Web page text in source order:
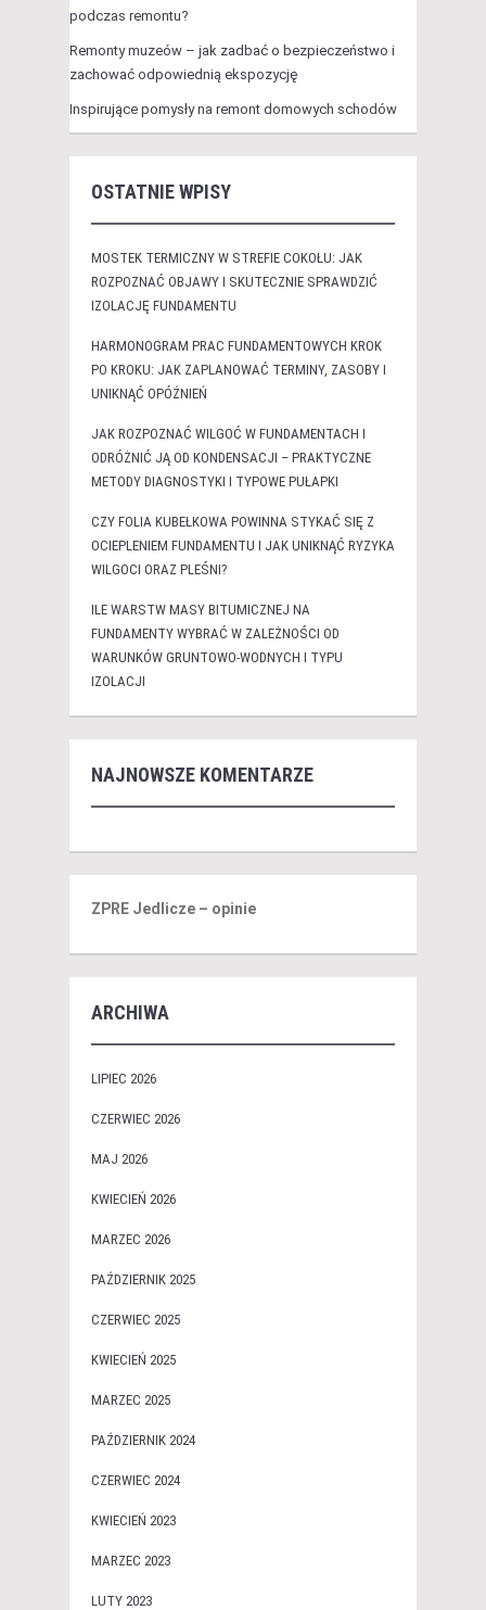
podczas remontu?
Remonty muzeów – jak zadbać o bezpieczeństwo i
zachować odpowiednią ekspozycję
Inspirujące pomysły na remont domowych schodów
OSTATNIE WPISY
MOSTEK TERMICZNY W STREFIE COKOŁU: JAK
ROZPOZNAĆ OBJAWY I SKUTECZNIE SPRAWDZIĆ
IZOLACJĘ FUNDAMENTU
HARMONOGRAM PRAC FUNDAMENTOWYCH KROK
PO KROKU: JAK ZAPLANOWAĆ TERMINY, ZASOBY I
UNIKNĄĆ OPÓŹNIEŃ
JAK ROZPOZNAĆ WILGOĆ W FUNDAMENTACH I
ODRÓŻNIĆ JĄ OD KONDENSACJI – PRAKTYCZNE
METODY DIAGNOSTYKI I TYPOWE PUŁAPKI
CZY FOLIA KUBEŁKOWA POWINNA STYKAĆ SIĘ Z
OCIEPLENIEM FUNDAMENTU I JAK UNIKNĄĆ RYZYKA
WILGOCI ORAZ PLEŚNI?
ILE WARSTW MASY BITUMICZNEJ NA
FUNDAMENTY WYBRAĆ W ZALEŻNOŚCI OD
WARUNKÓW GRUNTOWO-WODNYCH I TYPU
IZOLACJI
NAJNOWSZE KOMENTARZE
ZPRE Jedlicze – opinie
ARCHIWA
LIPIEC 2026
CZERWIEC 2026
MAJ 2026
KWIECIEŃ 2026
MARZEC 2026
PAŹDZIERNIK 2025
CZERWIEC 2025
KWIECIEŃ 2025
MARZEC 2025
PAŹDZIERNIK 2024
CZERWIEC 2024
KWIECIEŃ 2023
MARZEC 2023
LUTY 2023